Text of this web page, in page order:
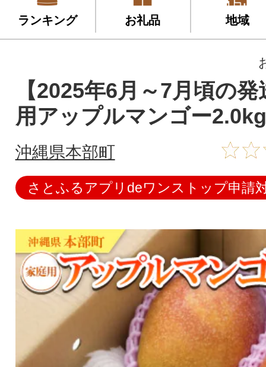
ランキング お礼品 地域
【2025年6月～7月頃の
用アップルマンゴー
沖縄県本部町
さとふるアプリdeワンストップ申請